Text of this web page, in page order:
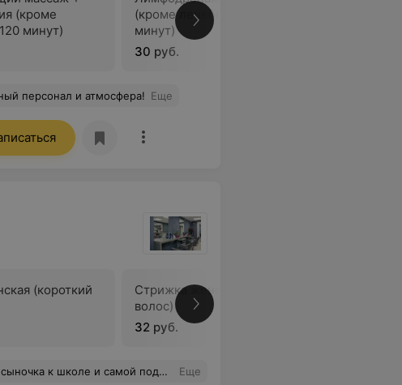
(кроме
минут)
(кроме лечебного) (30
минут)
30 руб.
персонал и атмосфера! Еще
(короткий
Стрижка женская (средний
волос)
32 руб.
и вежливое обслуживание Наталье Сафоновой, очень приятная девушка, отличный мастер, мы с сыном довольны. Будем в Гомеле, обязательно посетим ещё салон! Еще